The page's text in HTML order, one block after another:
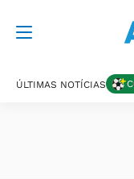
ÚLTIMAS NOTÍCIAS